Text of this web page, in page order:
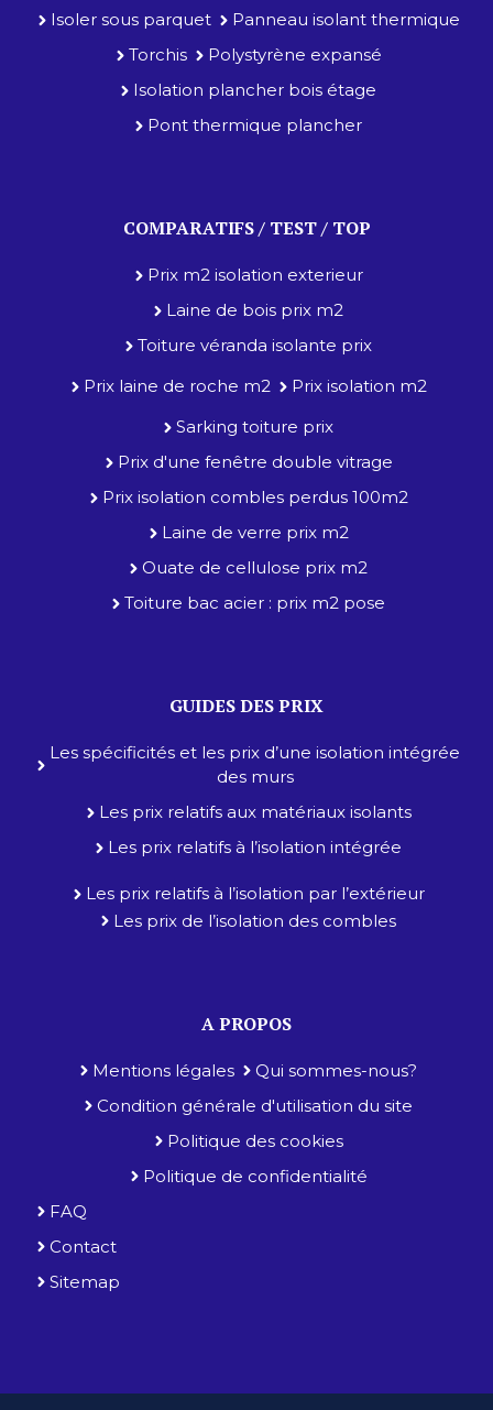
Isoler sous parquet
Panneau isolant thermique
Torchis
Polystyrène expansé
Isolation plancher bois étage
Pont thermique plancher
COMPARATIFS / TEST / TOP
Prix m2 isolation exterieur
Laine de bois prix m2
Toiture véranda isolante prix
Prix laine de roche m2
Prix isolation m2
Sarking toiture prix
Prix d'une fenêtre double vitrage
Prix isolation combles perdus 100m2
Laine de verre prix m2
Ouate de cellulose prix m2
Toiture bac acier : prix m2 pose
GUIDES DES PRIX
Les spécificités et les prix d’une isolation intégrée
des murs
Les prix relatifs aux matériaux isolants
Les prix relatifs à l’isolation intégrée
Les prix relatifs à l’isolation par l’extérieur
Les prix de l’isolation des combles
A PROPOS
Mentions légales
Qui sommes-nous?
Condition générale d'utilisation du site
Politique des cookies
Politique de confidentialité
FAQ
Contact
Sitemap